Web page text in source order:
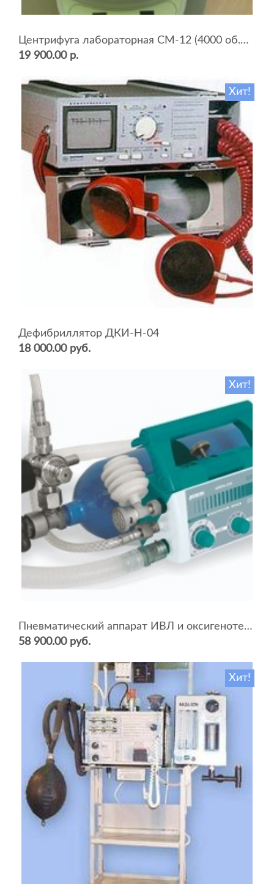
Центрифуга лабораторная СМ-12 (4000 об.мин, 12 пробирок)
19 900.00 р.
Хит!
Дефибриллятор ДКИ-Н-04
18 000.00 руб.
Хит!
Пневматический аппарат ИВЛ и оксигенотерапии портативный АИВЛп-2/20-«ТМТ»
58 900.00 руб.
Хит!